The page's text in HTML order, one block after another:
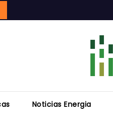
Noticias Energia